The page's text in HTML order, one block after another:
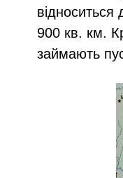
900 кв. км.
займають